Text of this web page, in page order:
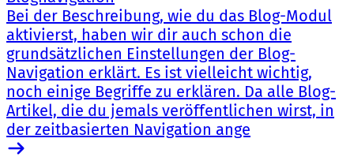
Bei der Beschreibung, wie du das Blog-Modul
aktivierst, haben wir dir auch schon die
grundsätzlichen Einstellungen der Blog-
Navigation erklärt. Es ist vielleicht wichtig,
noch einige Begriffe zu erklären. Da alle Blog-
Artikel, die du jemals veröffentlichen wirst, in
der zeitbasierten Navigation ange